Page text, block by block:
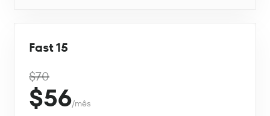
Fast 15
$70
$56/mês